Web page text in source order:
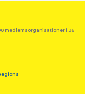
medlemsorganisationer i 36